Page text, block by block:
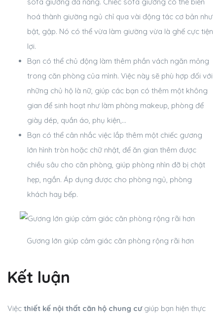
hoá thành giường ngủ chỉ qua vài động tác cơ bản như
bật, gập. Nó có thể vừa làm giường vừa là ghế cực tiện
lợi.
Bạn có thể chủ động làm thêm phần vách ngăn mỏng
trong căn phòng của mình. Việc này sẽ phù hợp đối với
những chủ hộ là nữ, giúp các bạn có thêm một không
gian để sinh hoạt như làm phòng makeup, phòng để
giày dép, quần áo, phụ kiện,…
Bạn có thể cân nhắc việc lắp thêm một chiếc gương
lớn hình tròn hoặc chữ nhật, để ăn gian thêm được
chiều sâu cho căn phòng, giúp phòng nhìn đỡ bị chật
hẹp, ngắn. Áp dụng được cho phòng ngủ, phòng
khách hay bếp.
Gương lớn giúp cảm giác căn phòng rộng rãi hơn
Kết luận
Việc thiết kế nội thất căn hộ chung cư giúp bạn hiện thực